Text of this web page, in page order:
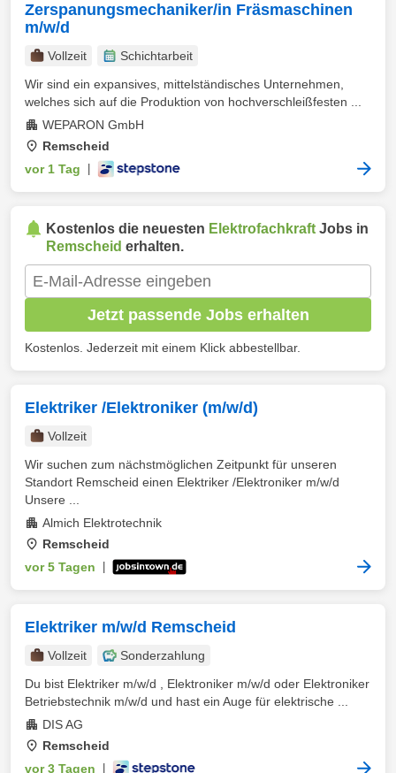
Zerspanungsmechaniker/in Fräsmaschinen
m/w/d
Vollzeit
Schichtarbeit
Wir sind ein expansives, mittelständisches Unternehmen,
welches sich auf die Produktion von hochverschleißfesten ...
WEPARON GmbH
Remscheid
vor 1 Tag
Kostenlos die neuesten Elektrofachkraft Jobs in
Remscheid erhalten.
Jetzt passende Jobs erhalten
Kostenlos. Jederzeit mit einem Klick abbestellbar.
Elektriker /Elektroniker (m/w/d)
Vollzeit
Wir suchen zum nächstmöglichen Zeitpunkt für unseren
Standort Remscheid einen Elektriker /Elektroniker m/w/d
Unsere ...
Almich Elektrotechnik
Remscheid
vor 5 Tagen
Elektriker m/w/d Remscheid
Vollzeit
Sonderzahlung
Du bist Elektriker m/w/d , Elektroniker m/w/d oder Elektroniker
Betriebstechnik m/w/d und hast ein Auge für elektrische ...
DIS AG
Remscheid
vor 3 Tagen